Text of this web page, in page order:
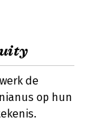
de
op hun